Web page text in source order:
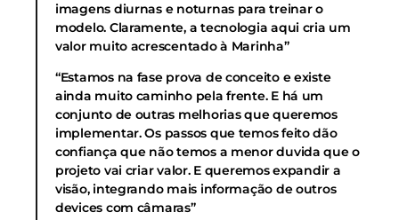
imagens diurnas e noturnas para treinar o
modelo. Claramente, a tecnologia aqui cria um
valor muito acrescentado à Marinha”
“Estamos na fase prova de conceito e existe
ainda muito caminho pela frente. E há um
conjunto de outras melhorias que queremos
implementar. Os passos que temos feito dão
confiança que não temos a menor duvida que o
projeto vai criar valor. E queremos expandir a
visão, integrando mais informação de outros
devices com câmaras”